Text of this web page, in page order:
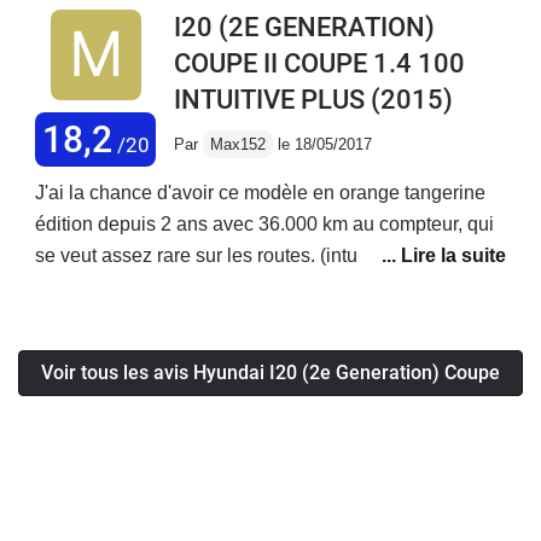
intéressante face au Clio et 208 qui inondent le
marché.
18,2 /20
I20 (2E GENERATION)
COUPE II COUPE 1.4 100
INTUITIVE PLUS (2015)
Par Max152 le 18/05/2017
J'ai la chance d'avoir ce modèle en orange tangerine
édition depuis 2 ans avec 36.000 km au compteur, qui
se veut assez rare sur les routes. (intuitive plus)Les
style si spécifique en comparaison sur un parking
rempli et son toit tombant vers l'arrière, lui donne
Voir tous les avis Hyundai I20 (2e Generation) Coupe